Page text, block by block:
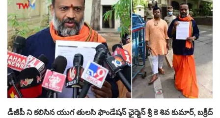
డీజీపీ ని కలిసిన యుగ తులసి ఫౌండేషన్ ఛైర్మెన్ శ్రీ కె శివ కుమార్, బక్రీద్